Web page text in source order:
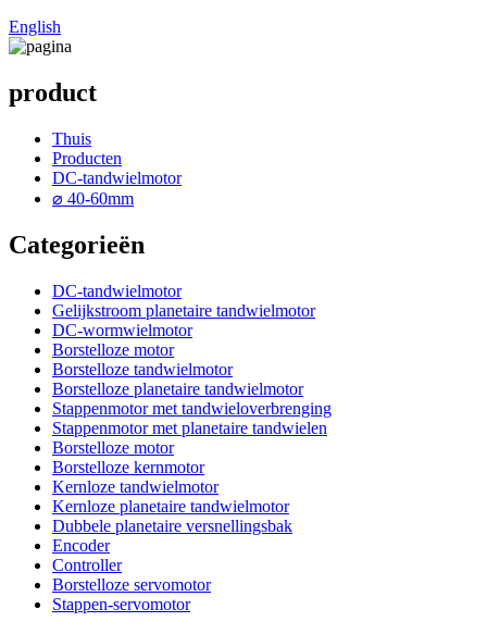
English
product
Thuis
Producten
DC-tandwielmotor
⌀ 40-60mm
Categorieën
DC-tandwielmotor
Gelijkstroom planetaire tandwielmotor
DC-wormwielmotor
Borstelloze motor
Borstelloze tandwielmotor
Borstelloze planetaire tandwielmotor
Stappenmotor met tandwieloverbrenging
Stappenmotor met planetaire tandwielen
Borstelloze motor
Borstelloze kernmotor
Kernloze tandwielmotor
Kernloze planetaire tandwielmotor
Dubbele planetaire versnellingsbak
Encoder
Controller
Borstelloze servomotor
Stappen-servomotor